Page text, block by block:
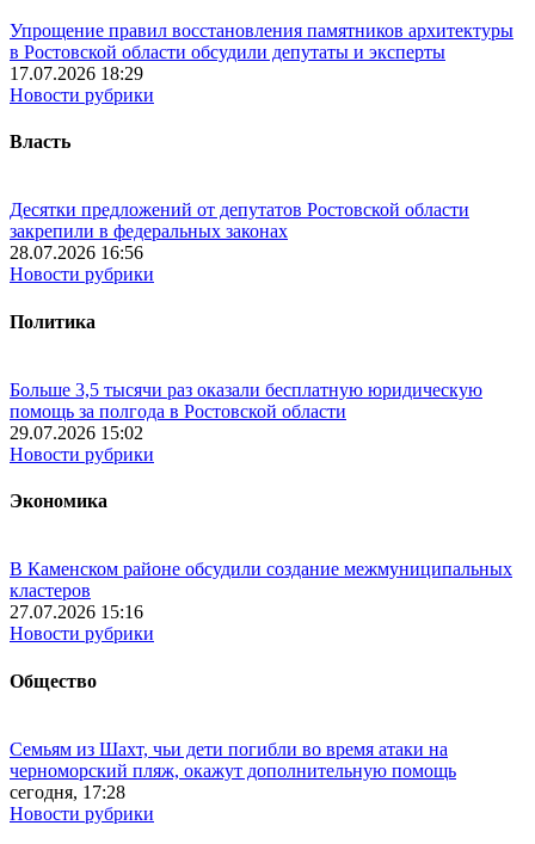
Упрощение правил восстановления памятников архитектуры
в Ростовской области обсудили депутаты и эксперты
17.07.2026 18:29
Новости рубрики
Власть
Десятки предложений от депутатов Ростовской области
закрепили в федеральных законах
28.07.2026 16:56
Новости рубрики
Политика
Больше 3,5 тысячи раз оказали бесплатную юридическую
помощь за полгода в Ростовской области
29.07.2026 15:02
Новости рубрики
Экономика
В Каменском районе обсудили создание межмуниципальных
кластеров
27.07.2026 15:16
Новости рубрики
Общество
Семьям из Шахт, чьи дети погибли во время атаки на
черноморский пляж, окажут дополнительную помощь
сегодня, 17:28
Новости рубрики